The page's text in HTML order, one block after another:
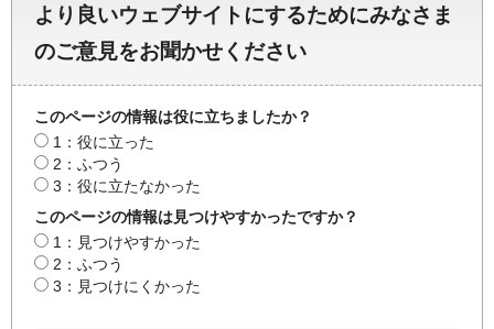
より良いウェブサイトにするためにみなさま
のご意見をお聞かせください
このページの情報は役に立ちましたか？
1：役に立った
2：ふつう
3：役に立たなかった
このページの情報は見つけやすかったですか？
1：見つけやすかった
2：ふつう
3：見つけにくかった